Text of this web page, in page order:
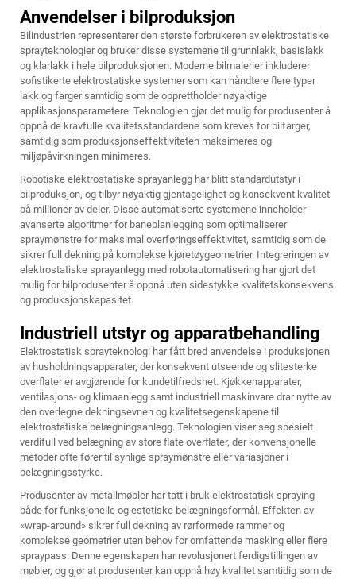
Anvendelser i bilproduksjon
Bilindustrien representerer den største forbrukeren av elektrostatiske
sprayteknologier og bruker disse systemene til grunnlakk, basislakk
og klarlakk i hele bilproduksjonen. Moderne bilmalerier inkluderer
sofistikerte elektrostatiske systemer som kan håndtere flere typer
lakk og farger samtidig som de opprettholder nøyaktige
applikasjonsparametere. Teknologien gjør det mulig for produsenter å
oppnå de kravfulle kvalitetsstandardene som kreves for bilfarger,
samtidig som produksjonseffektiviteten maksimeres og
miljøpåvirkningen minimeres.
Robotiske elektrostatiske sprayanlegg har blitt standardutstyr i
bilproduksjon, og tilbyr nøyaktig gjentagelighet og konsekvent kvalitet
på millioner av deler. Disse automatiserte systemene inneholder
avanserte algoritmer for baneplanlegging som optimaliserer
spraymønstre for maksimal overføringseffektivitet, samtidig som de
sikrer full dekning på komplekse kjøretøygeometrier. Integreringen av
elektrostatiske sprayanlegg med robotautomatisering har gjort det
mulig for bilprodusenter å oppnå uten sidestykke kvalitetskonsekvens
og produksjonskapasitet.
Industriell utstyr og apparatbehandling
Elektrostatisk sprayteknologi har fått bred anvendelse i produksjonen
av husholdningsapparater, der konsekvent utseende og slitesterke
overflater er avgjørende for kundetilfredshet. Kjøkkenapparater,
ventilasjons- og klimaanlegg samt industriell maskinvare drar nytte av
den overlegne dekningsevnen og kvalitetsegenskapene til
elektrostatiske belægningsanlegg. Teknologien viser seg spesielt
verdifull ved belægning av store flate overflater, der konvensjonelle
metoder ofte fører til synlige spraymønstre eller variasjoner i
belægningsstyrke.
Produsenter av metallmøbler har tatt i bruk elektrostatisk spraying
både for funksjonelle og estetiske belægningsformål. Effekten av
«wrap-around» sikrer full dekning av rørformede rammer og
komplekse geometrier uten behov for omfattende masking eller flere
spraypass. Denne egenskapen har revolusjonert ferdigstillingen av
møbler, og gjør at produsenter kan oppnå høy kvalitet samtidig som de